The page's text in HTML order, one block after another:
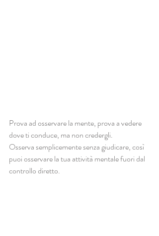
Prova ad osservare la mente, prova a vedere
dove ti conduce, ma non credergli.
Osserva semplicemente senza giudicare, così
puoi osservare la tua attività mentale fuori dal
controllo diretto.